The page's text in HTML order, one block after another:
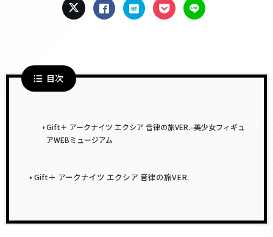
目次
Gift＋ アークナイツ エクシア 音律の旅VER.–美少女フィギュ
アWEBミュージアム
Gift＋ アークナイツ エクシア 音律の旅VER.